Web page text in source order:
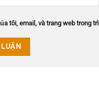
tôi, email, và trang web trong